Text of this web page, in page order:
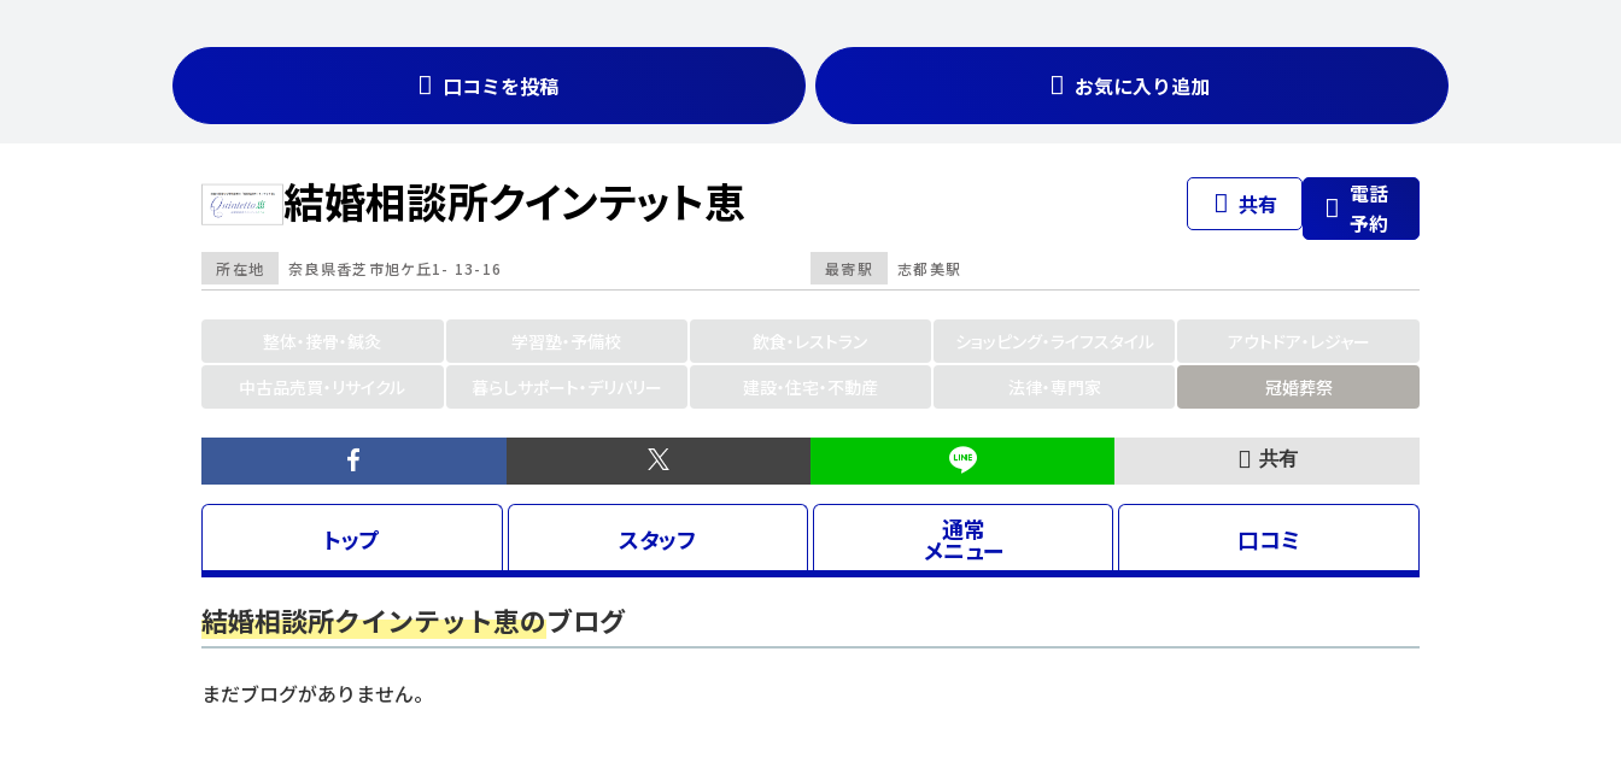
口コミを投稿 お気に入り追加
結婚相談所クインテット恵 共有
電話
予約
最寄駅 志都美駅
所在地 奈良県香芝市旭ケ丘1- 13-16
整体・接骨・鍼灸 学習塾・予備校 飲食・レストラン ショッピング・ライフスタイル
アウトドア・レジャー
中古品売買・リサイクル
暮らしサポート・デリバリー 建設・住宅・不動産 法律・専門家 冠婚葬祭
共有
トップ スタッフ 通常
メニュー 口コミ
結婚相談所クインテット恵のブログ
まだブログがありません。